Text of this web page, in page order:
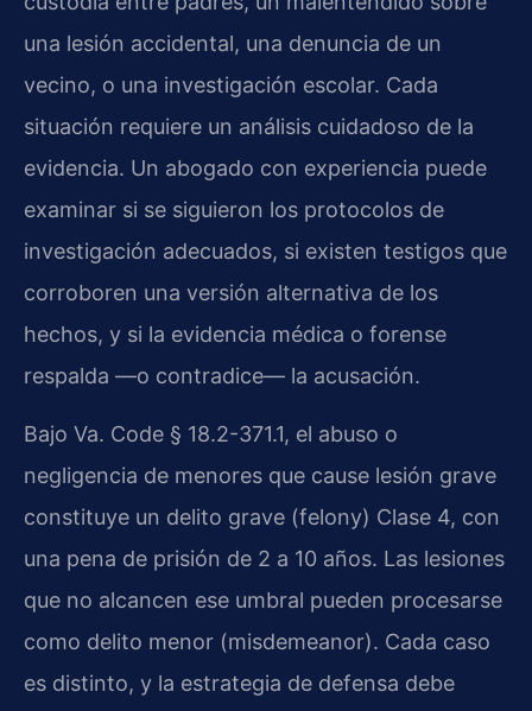
una lesión accidental, una denuncia de un
vecino, o una investigación escolar. Cada
situación requiere un análisis cuidadoso de la
evidencia. Un abogado con experiencia puede
examinar si se siguieron los protocolos de
investigación adecuados, si existen testigos que
corroboren una versión alternativa de los
hechos, y si la evidencia médica o forense
respalda —o contradice— la acusación.
Bajo Va. Code § 18.2-371.1, el abuso o
negligencia de menores que cause lesión grave
constituye un delito grave (felony) Clase 4, con
una pena de prisión de 2 a 10 años. Las lesiones
que no alcancen ese umbral pueden procesarse
como delito menor (misdemeanor). Cada caso
es distinto, y la estrategia de defensa debe